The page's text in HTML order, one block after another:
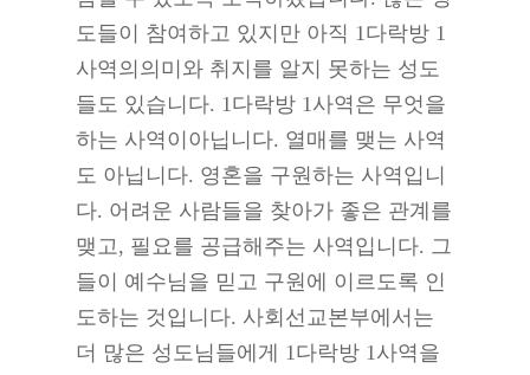
도들이 참여하고 있지만 아직 1다락방 1
사역의의미와 취지를 알지 못하는 성도
들도 있습니다. 1다락방 1사역은 무엇을
하는 사역이아닙니다. 열매를 맺는 사역
도 아닙니다. 영혼을 구원하는 사역입니
다. 어려운 사람들을 찾아가 좋은 관계를
맺고, 필요를 공급해주는 사역입니다. 그
들이 예수님을 믿고 구원에 이르도록 인
도하는 것입니다. 사회선교본부에서는
더 많은 성도님들에게 1다락방 1사역을